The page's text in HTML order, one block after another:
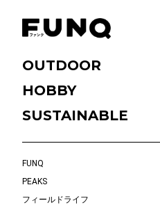
OUTDOOR
HOBBY
SUSTAINABLE
FUNQ
PEAKS
フィールドライフ